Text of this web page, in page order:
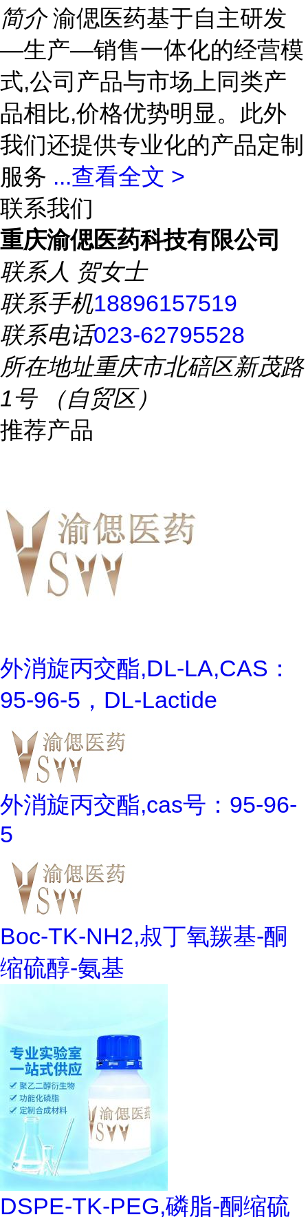
简介 渝偲医药基于自主研发
—生产—销售一体化的经营模
式,公司产品与市场上同类产
品相比,价格优势明显。此外
我们还提供专业化的产品定制
服务 ...查看全文 >
联系我们
重庆渝偲医药科技有限公司
联系人 贺女士
联系手机18896157519
联系电话023-62795528
所在地址重庆市北碚区新茂路
1号 （自贸区）
推荐产品
外消旋丙交酯,DL-LA,CAS：
95-96-5，DL-Lactide
外消旋丙交酯,cas号：95-96-
5
Boc-TK-NH2,叔丁氧羰基-酮
缩硫醇-氨基
DSPE-TK-PEG,磷脂-酮缩硫